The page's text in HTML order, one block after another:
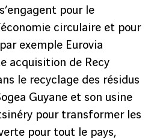
pour le
circulaire et pour
exemple Eurovia
acquisition de Recy
le recyclage des résidus
Guyane et son usine
pour transformer les
pour tout le pays,